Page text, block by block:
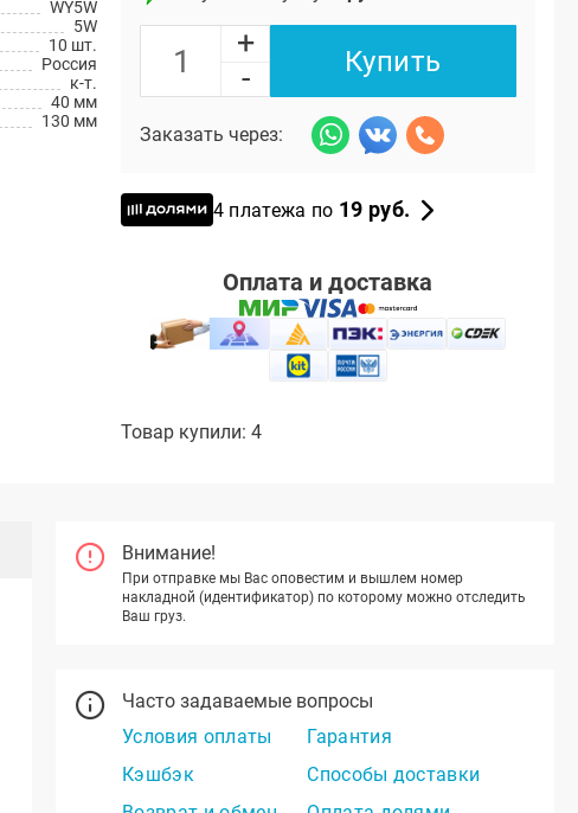
WY5W
5W
10 шт.
Россия
к-т.
40 мм
130 мм
+
-
Купить
Заказать через:
4 платежа по 19 руб.
Оплата и доставка
Товар купили: 4
Внимание!
При отправке мы Вас оповестим и вышлем номер
накладной (идентификатор) по которому можно отследить
Ваш груз.
Часто задаваемые вопросы
Условия оплаты
Гарантия
Кэшбэк
Способы доставки